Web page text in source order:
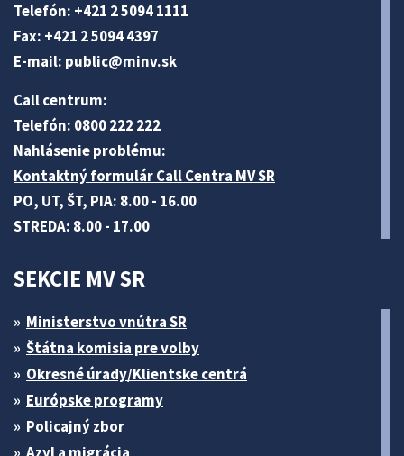
Telefón: +421 2 5094 1111
Fax: +421 2 5094 4397
E-mail: public@minv.sk
Call centrum:
Telefón: 0800 222 222
Nahlásenie problému:
Kontaktný formulár Call Centra MV SR
PO, UT, ŠT, PIA: 8.00 - 16.00
STREDA: 8.00 - 17.00
SEKCIE MV SR
Ministerstvo vnútra SR
Štátna komisia pre volby
Okresné úrady/Klientske centrá
Európske programy
Policajný zbor